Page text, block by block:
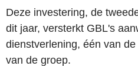
Deze investering, de
dit jaar, versterkt GBL's
dienstverlening, één van
van de groep.